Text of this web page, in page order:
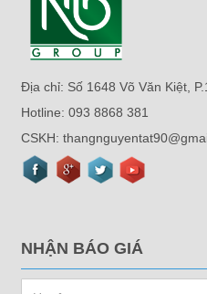
Địa chỉ: Số 1648 Võ Văn Kiệt,
Hotline: 093 8868 381
CSKH:
NHẬN BÁO GIÁ